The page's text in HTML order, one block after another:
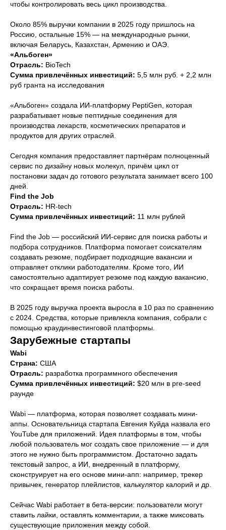
чтобы контролировать весь цикл производства.
Около 85% выручки компании в 2025 году пришлось на
Россию, остальные 15% — на международные рынки,
включая Беларусь, Казахстан, Армению и ОАЭ.
«Альбоген»
Отрасль: BioTech
Сумма привлечённых инвестиций: 5,5 млн руб. + 2,2 млн
руб гранта на исследования
«Альбоген» создала ИИ-платформу PeptiGen, которая
разрабатывает новые пептидные соединения для
производства лекарств, косметических препаратов и
продуктов для других отраслей.
Сегодня компания предоставляет партнёрам полноценный
сервис по дизайну новых молекул, причём цикл от
постановки задач до готового результата занимает всего 100
дней.
Find the Job
Отрасль: HR-tech
Сумма привлечённых инвестиций: 11 млн рублей
Find the Job — российский ИИ-сервис для поиска работы и
подбора сотрудников. Платформа помогает соискателям
создавать резюме, подбирает подходящие вакансии и
отправляет отклики работодателям. Кроме того, ИИ
самостоятельно адаптирует резюме под каждую вакансию,
что сокращает время поиска работы.
В 2025 году выручка проекта выросла в 10 раз по сравнению
с 2024. Средства, которые привлекла компания, собрали с
помощью краудинвестинговой платформы.
Зарубежные стартапы
Wabi
Страна: США
Отрасль: разработка программного обеспечения
Сумма привлечённых инвестиций: $20 млн в pre-seed
раунде
Wabi — платформа, которая позволяет создавать мини-
аппы. Основательница стартапа Евгения Куйда назвала его
YouTube для приложений. Идея платформы в том, чтобы
любой пользователь мог создать свое приложение — и для
этого не нужно быть программистом. Достаточно задать
текстовый запрос, а ИИ, внедренный в платформу,
сконструирует на его основе мини-апп: например, трекер
привычек, генератор плейлистов, калькулятор калорий и др.
Сейчас Wabi работает в бета-версии: пользователи могут
ставить лайки, оставлять комментарии, а также миксовать
существующие приложения между собой.